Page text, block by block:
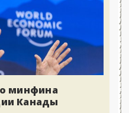
минфина
Канады